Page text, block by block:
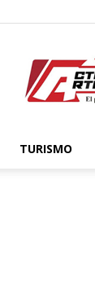
TURISMO